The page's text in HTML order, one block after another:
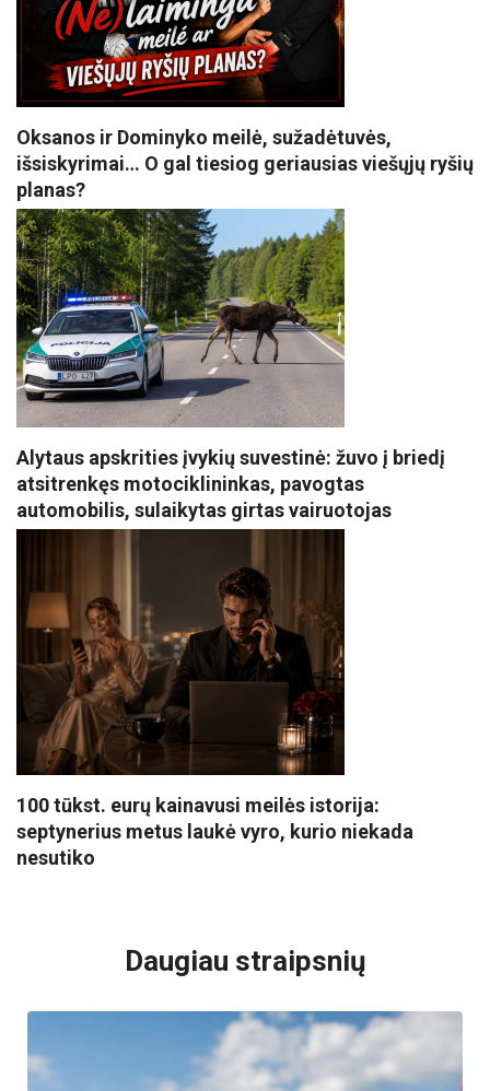
Oksanos ir Dominyko meilė, sužadėtuvės,
išsiskyrimai… O gal tiesiog geriausias viešųjų ryšių
planas?
Alytaus apskrities įvykių suvestinė: žuvo į briedį
atsitrenkęs motociklininkas, pavogtas
automobilis, sulaikytas girtas vairuotojas
100 tūkst. eurų kainavusi meilės istorija:
septynerius metus laukė vyro, kurio niekada
nesutiko
Daugiau straipsnių